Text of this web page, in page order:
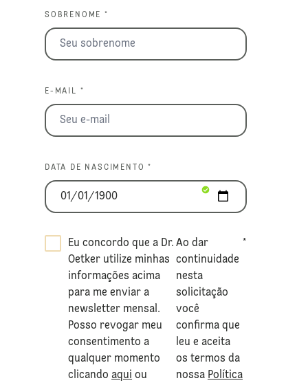
SOBRENOME *
E-MAIL *
DATA DE NASCIMENTO *
Eu concordo que a Dr.
Oetker utilize minhas
informações acima
para me enviar a
newsletter mensal.
Posso revogar meu
consentimento a
qualquer momento
clicando aqui ou
Ao dar
continuidade
nesta
solicitação
você
confirma que
leu e aceita
os termos da
nossa Política
*